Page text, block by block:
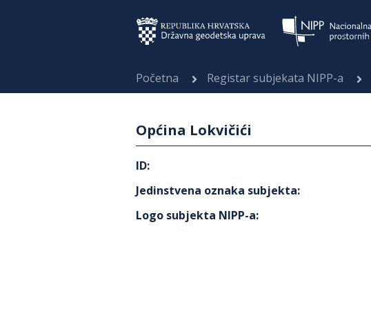
Početna Registar subjekata NIPP-a
Općina Lokvičići
ID:
Jedinstvena oznaka subjekta:
Logo subjekta NIPP-a: